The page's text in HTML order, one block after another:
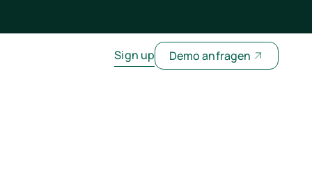
Sign up Demo anfragen